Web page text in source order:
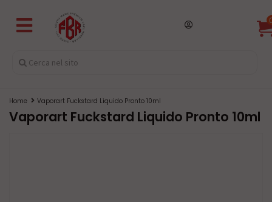
Home Vaporart Fuckstard Liquido Pronto 10ml
Vaporart Fuckstard Liquido Pronto 10ml